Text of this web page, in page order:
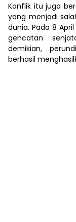
Konflik itu juga
yang menjadi
dunia. Pada 8
gencatan
demikian,
berhasil